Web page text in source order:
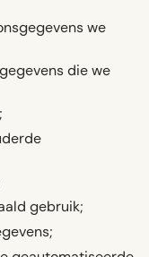
we
die we
gebruik;